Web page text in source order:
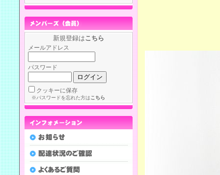
新規登録はこちら
メールアドレス
パスワード
クッキーに保存
※パスワードを忘れた方はこちら